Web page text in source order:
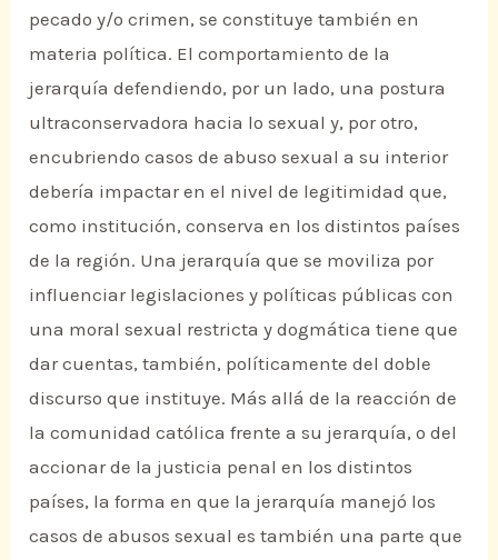
pecado y/o crimen, se constituye también en
materia política. El comportamiento de la
jerarquía defendiendo, por un lado, una postura
ultraconservadora hacia lo sexual y, por otro,
encubriendo casos de abuso sexual a su interior
debería impactar en el nivel de legitimidad que,
como institución, conserva en los distintos países
de la región. Una jerarquía que se moviliza por
influenciar legislaciones y políticas públicas con
una moral sexual restricta y dogmática tiene que
dar cuentas, también, políticamente del doble
discurso que instituye. Más allá de la reacción de
la comunidad católica frente a su jerarquía, o del
accionar de la justicia penal en los distintos
países, la forma en que la jerarquía manejó los
casos de abusos sexual es también una parte que